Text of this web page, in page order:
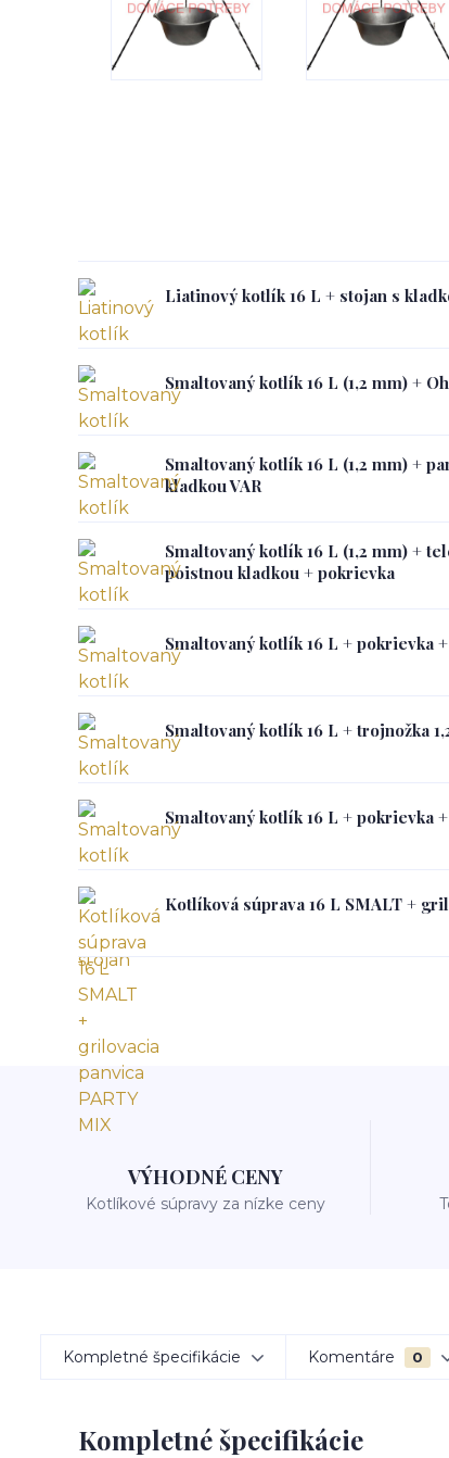
Liatinový kotlík 16 L + stojan s
Smaltovaný kotlík 16 L (1,2 mm) +
Smaltovaný kotlík 16 L (1,2 mm) +
kladkou VAR
Smaltovaný kotlík 16 L (1,2 mm) +
poistnou kladkou + pokrievka
Smaltovaný kotlík 16 L + pokrievka
Smaltovaný kotlík 16 L + trojnožka
Smaltovaný kotlík 16 L + pokrievka
Kotlíková súprava 16 L SMALT +
VÝHODNÉ CENY
Kotlíkové súpravy za nízke ceny
Kompletné špecifikácie Komentáre 0
Kompletné špecifikácie